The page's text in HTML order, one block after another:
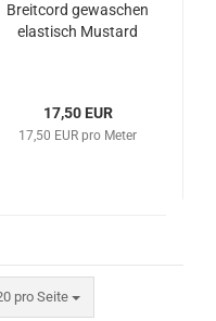
Breitcord gewaschen
elastisch Mustard
17,50 EUR
17,50 EUR pro Meter
pro Seite
Seite